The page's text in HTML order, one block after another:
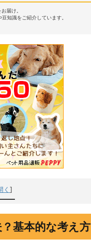
届け。
知識をご紹介しています。
く ]
基本的な考え方